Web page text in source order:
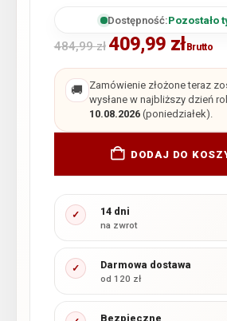
Dostępność:Pozostało
484,99zł 409,99 złBrutto
🚚 Zamówienie złożone teraz
wysłane w najbliższy dzień
10.08.2026(poniedziałek).
DODAJ DO
✓ 14 dni
na zwrot
✓ Darmowa dostawa
od 120 zł
Bezpieczne